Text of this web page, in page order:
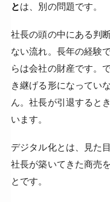
とは、別の問題です。
社長の頭の中にある判
ない流れ。長年の経験
らは会社の財産です。
き継げる形になってい
ん。社長が引退すると
います。
デジタル化とは、見た
社長が築いてきた商売
とです。